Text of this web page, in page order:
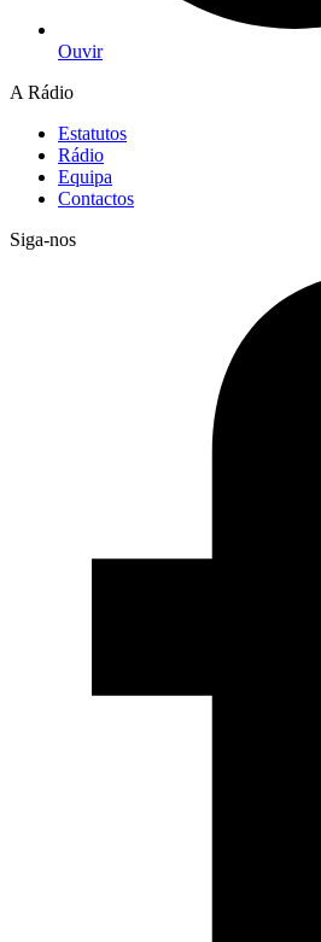
Ouvir
A Rádio
Estatutos
Rádio
Equipa
Contactos
Siga-nos